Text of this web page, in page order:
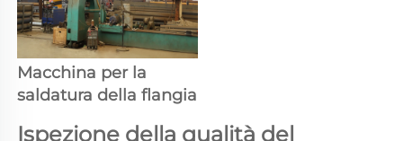
Macchina per la
Ispezione della qualità del